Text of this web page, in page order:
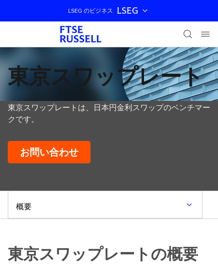
ナビゲーションをスキップ
LSEG のビジネス LSEG
東京スワップレート
東京スワップレートは、日本円金利スワップのベンチマー
クです。
お問い合わせ
概要
東京スワップレートの概要